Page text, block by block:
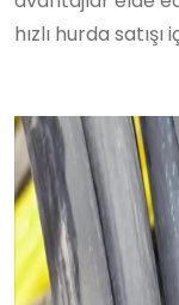
hızlı hurda